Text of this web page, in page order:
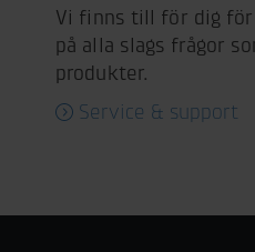
Vi finns till för dig
på alla slags frågor
produkter.
Service & support